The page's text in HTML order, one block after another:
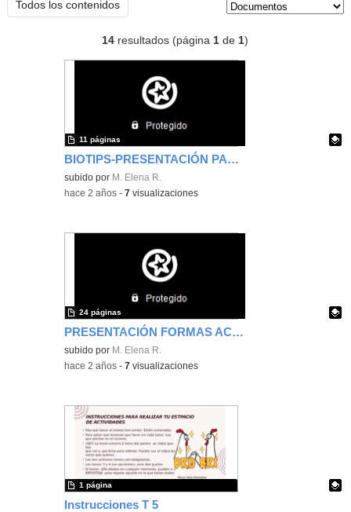
Todos los contenidos
14 resultados (página1 de1)
BIOTIPS-PRESENTACIÓN PAR FOMENTAR EL APRENDIZAJE
Contenido educativo.
subido por M. Elena R.
11 páginas
-hace 2 años -7 visualizaciones
PRESENTACIÓN FORMAS ACELULARES
Contenido educativo.
subido por M. Elena R.
24 páginas
-hace 2 años -7 visualizaciones
Instrucciones T 5
1 página